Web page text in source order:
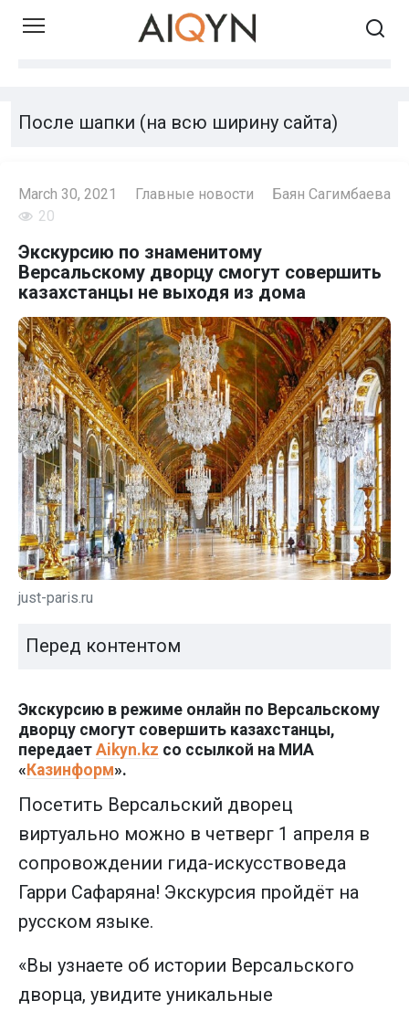
Skip
После шапки (на всю ширину сайта)
March 30, 2021 Главные новости
Баян Сагимбаева
20
Экскурсию по знаменитому
Версальскому дворцу смогут совершить
казахстанцы не выходя из дома
just-paris.ru
Перед контентом
Экскурсию в режиме онлайн по Версальскому
дворцу смогут совершить казахстанцы,
передает Aikyn.kz со ссылкой на МИА
« Казинформ».
Посетить Версальский дворец
виртуально можно в четверг 1 апреля в
сопровождении гида-искусствоведа
Гарри Сафаряна! Экскурсия пройдёт на
русском языке.
«Вы узнаете об истории Версальского
дворца, увидите уникальные